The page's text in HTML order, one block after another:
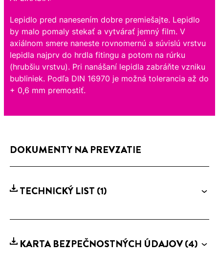
Lepidlo pred nanesením dobre premiešajte. Lepidlo
by malo pomaly stekať a vytvárať jemný film. V
axiálnom smere naneste rovnomernú a súvislú vrstvu
lepidla najprv do hrdla fitingu a potom na rúrku
(hrubšiu vrstvu). Pri nanášaní lepidla zabráňte vzniku
bubliniek. Podľa DIN 16970 je možná tolerancia až do
+ 0,6 mm premostiť.
DOKUMENTY NA PREVZATIE
TECHNICKÝ LIST (1)
KARTA BEZPEČNOSTNÝCH ÚDAJOV(4)